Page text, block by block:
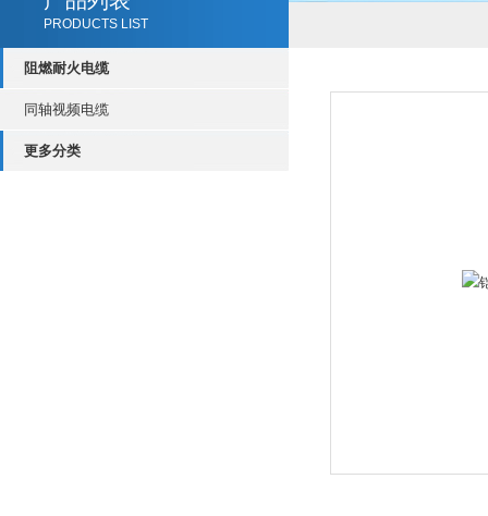
PRODUCTS LIST
阻燃耐火电缆
同轴视频电缆
更多分类